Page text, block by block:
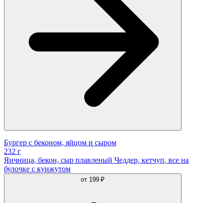
Бургер с беконом, яйцом и сыром
232 г
Яичница, бекон, сыр плавленый Чеддер, кетчуп, все на
булочке с кунжутом
от 199 ₽